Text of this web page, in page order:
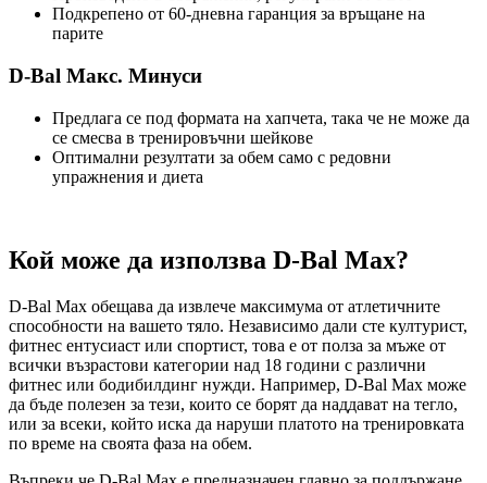
Подкрепено от 60-дневна гаранция за връщане на
парите
D-Bal Макс. Минуси
Предлага се под формата на хапчета, така че не може да
се смесва в тренировъчни шейкове
Оптимални резултати за обем само с редовни
упражнения и диета
Кой може да използва D-Bal Max?
D-Bal Max обещава да извлече максимума от атлетичните
способности на вашето тяло. Независимо дали сте културист,
фитнес ентусиаст или спортист, това е от полза за мъже от
всички възрастови категории над 18 години с различни
фитнес или бодибилдинг нужди. Например, D-Bal Max може
да бъде полезен за тези, които се борят да наддават на тегло,
или за всеки, който иска да наруши платото на тренировката
по време на своята фаза на обем.